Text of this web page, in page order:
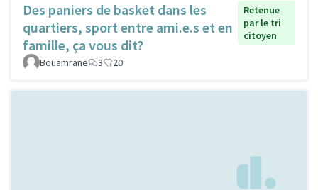
Des paniers de basket dans les
quartiers, sport entre ami.e.s et en
famille, ça vous dit?
Retenue
par le tri
citoyen
Bouamrane 3 20